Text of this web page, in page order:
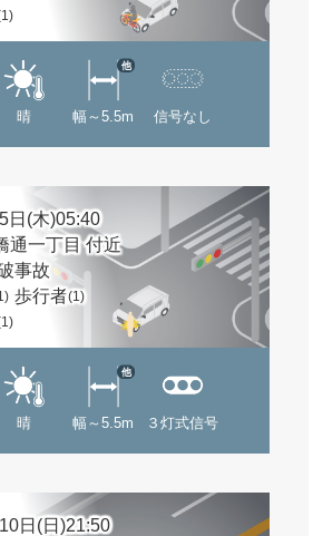
晴 幅～5.5m
他
信号なし
日(木)05:40
通一丁目 付近
事故
歩行者(1)
晴 幅～5.5m
他
３灯式信号
日(日)21:50